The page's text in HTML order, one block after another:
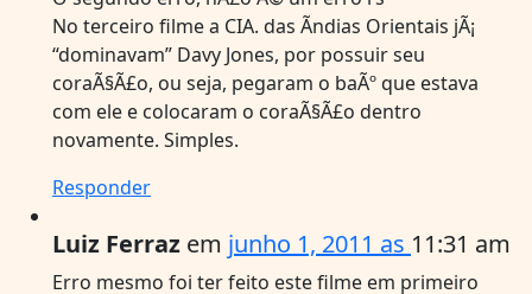
No terceiro filme a CIA. das Ãndias Orientais jÃ¡
“dominavam” Davy Jones, por possuir seu
coraÃ§Ã£o, ou seja, pegaram o baÃº que estava
com ele e colocaram o coraÃ§Ã£o dentro
novamente. Simples.
Responder
Luiz Ferraz em junho 1, 2011 as 11:31 am
Erro mesmo foi ter feito este filme em primeiro